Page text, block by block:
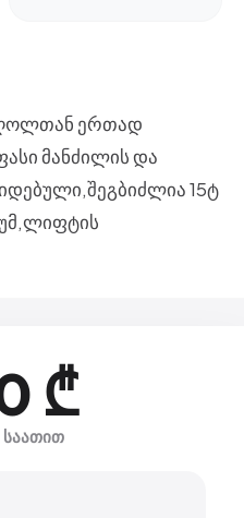
ერთად
მანძილის და
15ტ
₾
საათით